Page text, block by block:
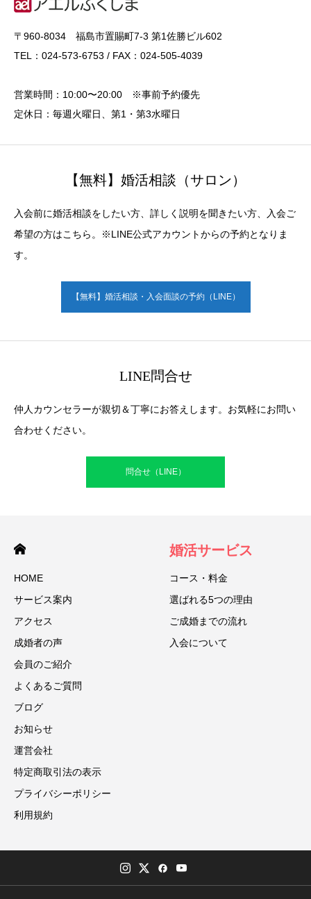
〒960-8034 福島市置賜町7-3 第1佐勝ビル602
TEL：024-573-6753 / FAX：024-505-4039
営業時間：10:00〜20:00 ※事前予約優先
定休日：毎週火曜日、第1・第3水曜日
【無料】婚活相談（サロン）
入会前に婚活相談をしたい方、詳しく説明を聞きたい方、入会ご
希望の方はこちら。※LINE公式アカウントからの予約となりま
す。
【無料】婚活相談・入会面談の予約（LINE）
LINE問合せ
仲人カウンセラーが親切＆丁寧にお答えします。お気軽にお問い
合わせください。
問合せ（LINE）
HOME
サービス案内
アクセス
成婚者の声
会員のご紹介
よくあるご質問
ブログ
お知らせ
運営会社
特定商取引法の表示
プライバシーポリシー
利用規約
婚活サービス
コース・料金
選ばれる5つの理由
ご成婚までの流れ
入会について